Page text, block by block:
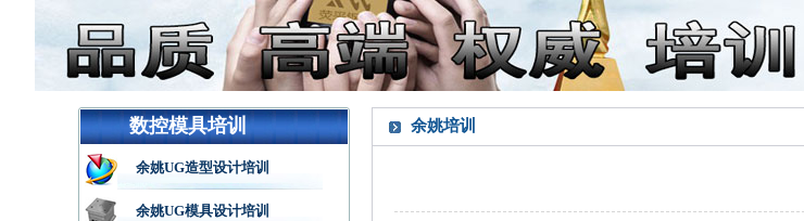
数控模具培训
余姚UG造型设计培训
余姚UG模具设计培训
余姚培训